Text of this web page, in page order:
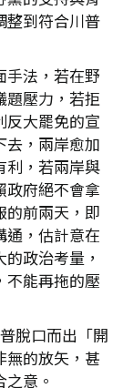
整到符合川普
手法，若在野
題壓力，若拒
反大罷免的宣
去，兩岸愈加
利，若兩岸與
政府絕不會拿
的前兩天，即
通，估計意在
政治考量，
不能再拖的壓
脫口而出「開
無的放矢，甚
意。